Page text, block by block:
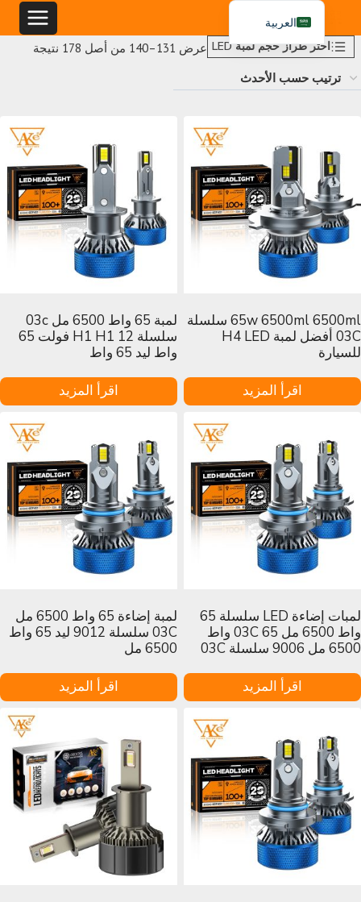
إلى
المحتوىاختر طراز حجم لمبة LED عرض 131–140 من أصل 178 نتيجة
65w 6500ml 6500ml سلسلة
03C أفضل لمبة H4 LED
للسيارة
اقرأ المزيد
لمبة 65 واط 6500 مل 03c
سلسلة H1 H1 12 فولت 65
واط ليد 65 واط
اقرأ المزيد
لمبات إضاءة LED سلسلة 65
واط 6500 مل 03C 65 واط
6500 مل 9006 سلسلة 03C
اقرأ المزيد
لمبة إضاءة 65 واط 6500 مل
03C سلسلة 9012 ليد 65 واط
6500 مل
اقرأ المزيد
العربية
English
Español